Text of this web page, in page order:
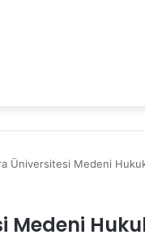
Üniversitesi Medeni